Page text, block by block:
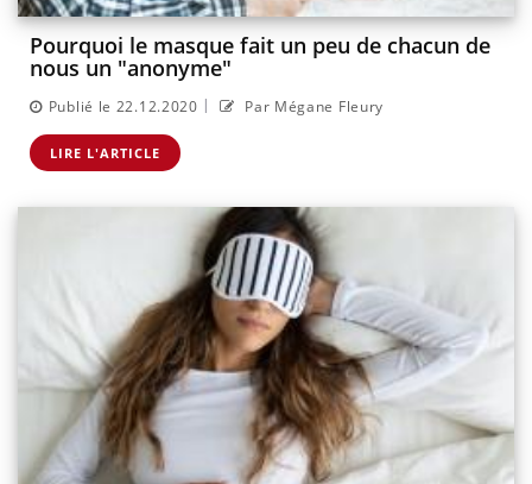
Pourquoi le masque fait un peu de chacun de
nous un "anonyme"
Publié le 22.12.2020 | Par Mégane Fleury
LIRE L'ARTICLE